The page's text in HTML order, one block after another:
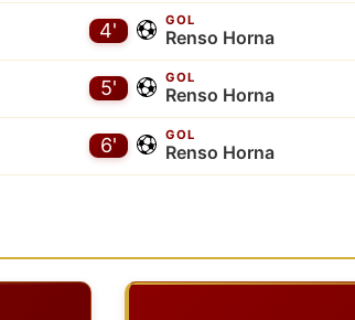
4' GOL
Renso Horna
5' GOL
Renso Horna
6' GOL
Renso Horna